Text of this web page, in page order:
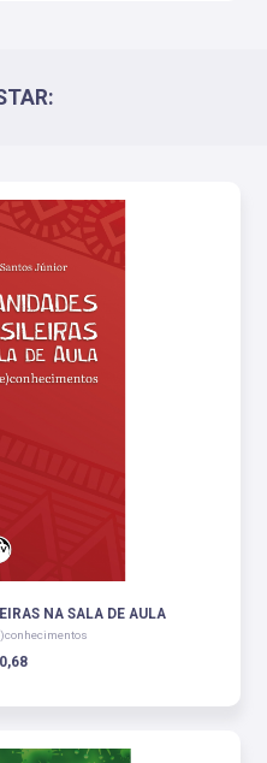
NA SALA DE AULA